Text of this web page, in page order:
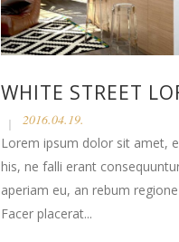
WHITE STREET
2016.04.19.
Lorem ipsum dolor sit amet,
his, ne falli erant
aperiam eu, an rebum
Facer placerat...